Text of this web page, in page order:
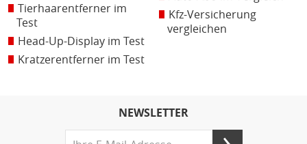
Tierhaarentferner im
Test
Head-Up-Display im Test
Kratzerentferner im Test
Kfz-Versicherung
vergleichen
NEWSLETTER